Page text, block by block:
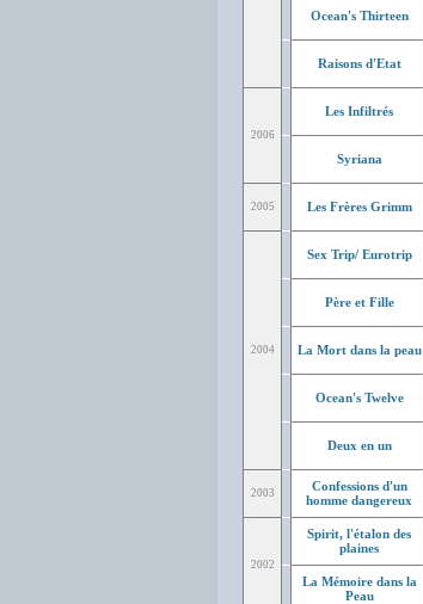
Ocean's Thirteen
Raisons d'Etat
2006
Les Infiltrés
Syriana
2005 Les Frères Grimm
2004
Sex Trip/ Eurotrip
Père et Fille
La Mort dans la peau
Ocean's Twelve
Deux en un
2003
Confessions d'un
homme dangereux
2002
Spirit, l'étalon des
plaines
La Mémoire dans la
Peau